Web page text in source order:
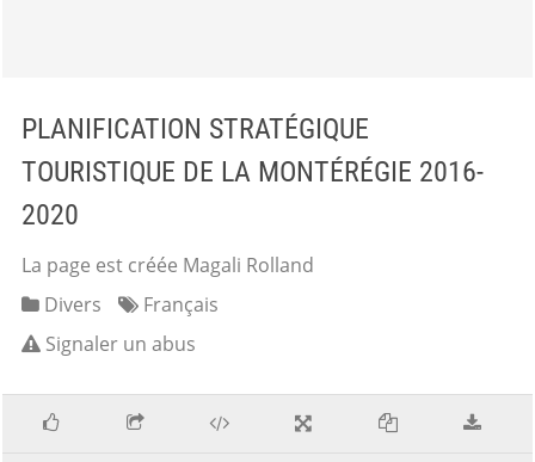
PLANIFICATION STRATÉGIQUE
TOURISTIQUE DE LA MONTÉRÉGIE 2016-
2020
La page est créée Magali Rolland
Divers
Français
Signaler un abus